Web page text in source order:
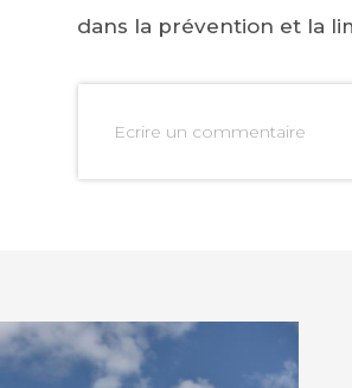
IMPRIMER
dans la prévention et la
Ecrire un commentaire